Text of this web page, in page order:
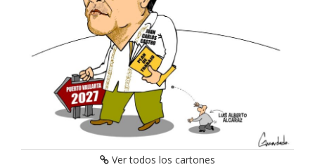
Ver todos los cartones